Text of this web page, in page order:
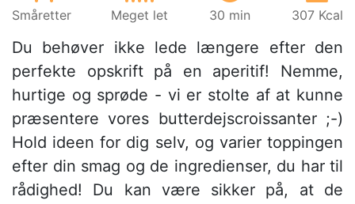
Småretter Meget let 30 min 307 Kcal
Du behøver ikke lede længere efter den
perfekte opskrift på en aperitif! Nemme,
hurtige og sprøde - vi er stolte af at kunne
præsentere vores butterdejscroissanter ;-)
Hold ideen for dig selv, og varier toppingen
efter din smag og de ingredienser, du har til
rådighed! Du kan være sikker på, at de